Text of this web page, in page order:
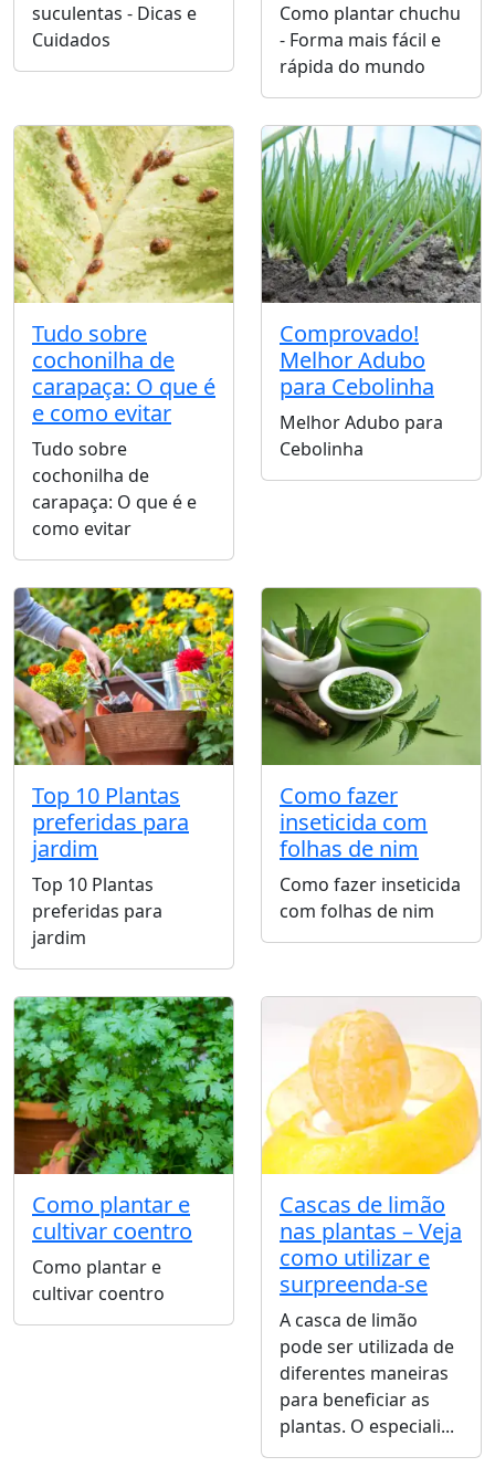
suculentas - Dicas e
Cuidados
Como plantar chuchu
- Forma mais fácil e
rápida do mundo
Tudo sobre
cochonilha de
carapaça: O que é
e como evitar
Tudo sobre
cochonilha de
carapaça: O que é e
como evitar
Comprovado!
Melhor Adubo
para Cebolinha
Melhor Adubo para
Cebolinha
Top 10 Plantas
preferidas para
jardim
Top 10 Plantas
preferidas para
jardim
Como fazer
inseticida com
folhas de nim
Como fazer inseticida
com folhas de nim
Como plantar e
cultivar coentro
Como plantar e
cultivar coentro
Cascas de limão
nas plantas – Veja
como utilizar e
surpreenda-se
A casca de limão
pode ser utilizada de
diferentes maneiras
para beneficiar as
plantas. O especiali...